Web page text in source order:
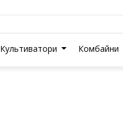
Культиватори Комбайни